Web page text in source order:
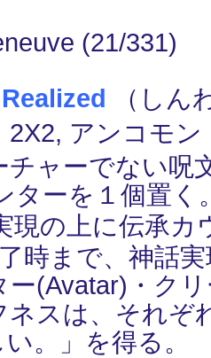
(21/331)
（しん
アンコモン
ャーでない呪
ターを１個置く
現の上に伝承カ
時まで、神話
ー(Avatar)・ク
ネスは、それぞ
。」を得る。